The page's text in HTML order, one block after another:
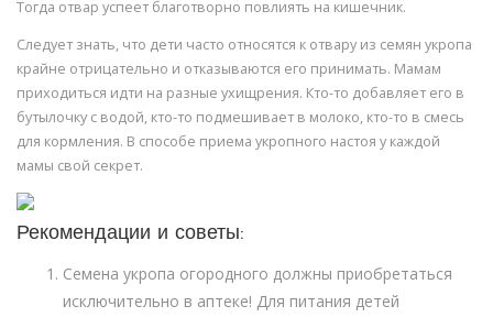
Тогда отвар успеет благотворно повлиять на кишечник.
Следует знать, что дети часто относятся к отвару из семян укропа
крайне отрицательно и отказываются его принимать. Мамам
приходиться идти на разные ухищрения. Кто-то добавляет его в
бутылочку с водой, кто-то подмешивает в молоко, кто-то в смесь
для кормления. В способе приема укропного настоя у каждой
мамы свой секрет.
Рекомендации и советы:
Семена укропа огородного должны приобретаться
исключительно в аптеке! Для питания детей